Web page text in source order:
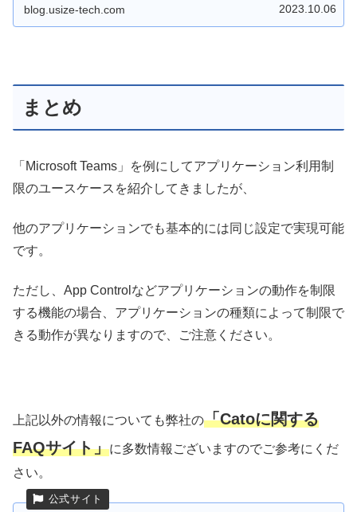
blog.usize-tech.com 2023.10.06
まとめ
「Microsoft Teams」を例にしてアプリケーション利用制
限のユースケースを紹介してきましたが、
他のアプリケーションでも基本的には同じ設定で実現可能
です。
ただし、App Controlなどアプリケーションの動作を制限
する機能の場合、アプリケーションの種類によって制限で
きる動作が異なりますので、ご注意ください。
上記以外の情報についても弊社の「Catoに関する
FAQサイト」に多数情報ございますのでご参考にくだ
さい。